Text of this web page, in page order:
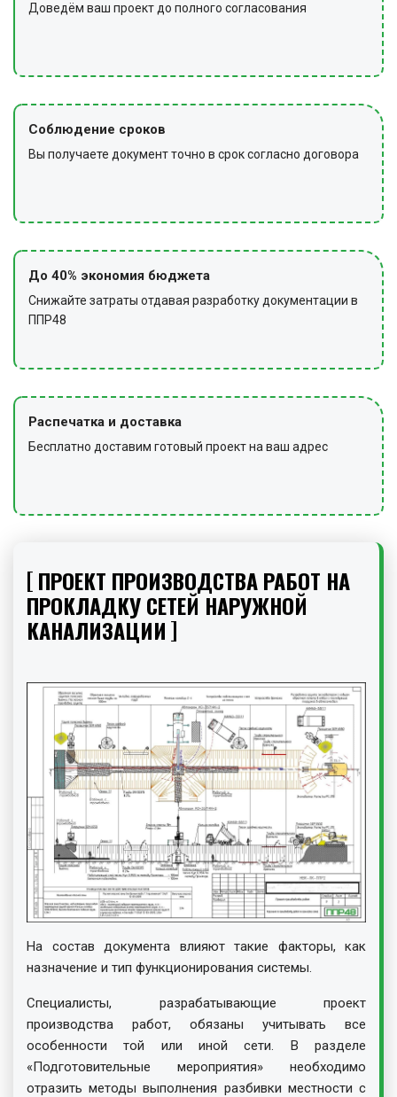
Доведём ваш проект до полного согласования
Соблюдение сроков
Вы получаете документ точно в срок согласно договора
До 40% экономия бюджета
Снижайте затраты отдавая разработку документации в
ППР48
Распечатка и доставка
Бесплатно доставим готовый проект на ваш адрес
ПРОЕКТ ПРОИЗВОДСТВА РАБОТ НА
ПРОКЛАДКУ СЕТЕЙ НАРУЖНОЙ
КАНАЛИЗАЦИИ
На состав документа влияют такие факторы, как
назначение и тип функционирования системы.
Специалисты, разрабатывающие проект
производства работ, обязаны учитывать все
особенности той или иной сети. В разделе
«Подготовительные мероприятия» необходимо
отразить методы выполнения разбивки местности с